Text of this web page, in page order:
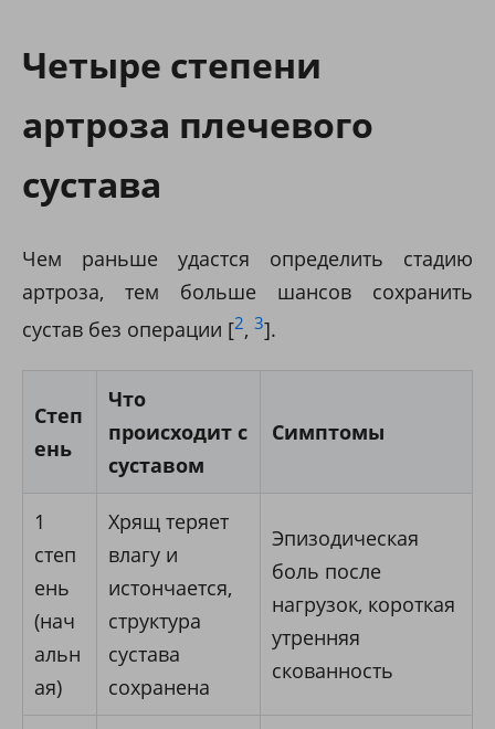
Четыре степени
артроза плечевого
сустава
Чем раньше удастся определить стадию
артроза, тем больше шансов сохранить
сустав без операции [2, 3].
Степ
ень
Что
происходит с
суставом
Симптомы
1
степ
ень
(нач
альн
ая)
Хрящ теряет
влагу и
истончается,
структура
сустава
сохранена
Эпизодическая
боль после
нагрузок, короткая
утренняя
скованность